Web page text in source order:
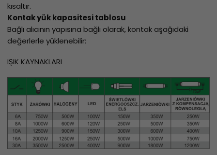
kısaltır.
Kontak yük kapasitesi tablosu
Bağlı alıcının yapısına bağlı olarak, kontak aşağıdaki
değerlerle yüklenebilir:
IŞIK KAYNAKLARI